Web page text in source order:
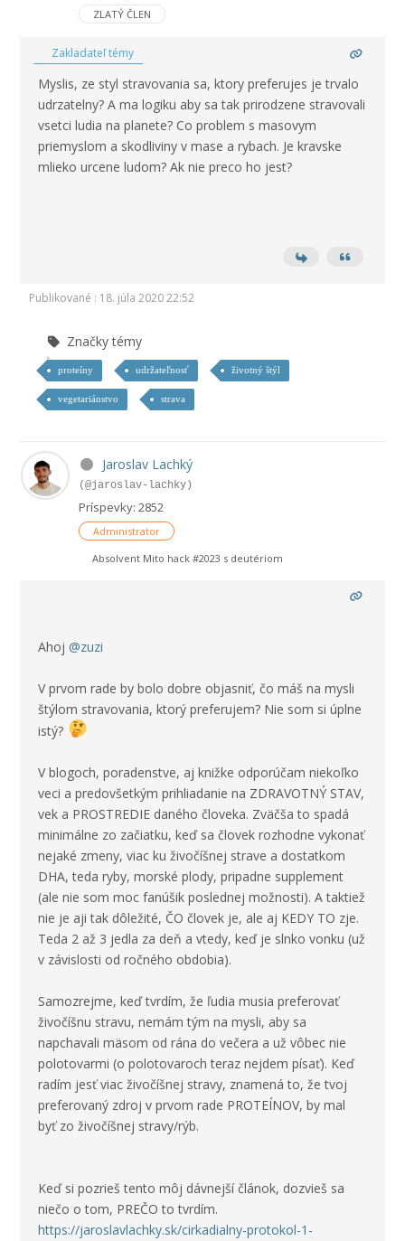
ZLATÝ ČLEN
Zakladateľ témy
Myslis, ze styl stravovania sa, ktory preferujes je trvalo
udrzatelny? A ma logiku aby sa tak prirodzene stravovali
vsetci ludia na planete? Co problem s masovym
priemyslom a skodliviny v mase a rybach. Je kravske
mlieko urcene ludom? Ak nie preco ho jest?
Publikované : 18. júla 2020 22:52
Značky témy
proteíny udržateľnosť životný štýl
vegetariánstvo strava
Jaroslav Lachký
(@jaroslav-lachky)
Príspevky: 2852
Administrator
Absolvent Mito hack #2023 s deutériom
Ahoj@zuzi
V prvom rade by bolo dobre objasniť, čo máš na mysli
štýlom stravovania, ktorý preferujem? Nie som si úplne
istý?
V blogoch, poradenstve, aj knižke odporúčam niekoľko
veci a predovšetkým prihliadanie na ZDRAVOTNÝ STAV,
vek a PROSTREDIE daného človeka. Zväčša to spadá
minimálne zo začiatku, keď sa človek rozhodne vykonať
nejaké zmeny, viac ku živočíšnej strave a dostatkom
DHA, teda ryby, morské plody, pripadne supplement
(ale nie som moc fanúšik poslednej možnosti). A taktiež
nie je aji tak dôležité, ČO človek je, ale aj KEDY TO zje.
Teda 2 až 3 jedla za deň a vtedy, keď je slnko vonku (už
v závislosti od ročného obdobia).
Samozrejme, keď tvrdím, že ľudia musia preferovať
živočíšnu stravu, nemám tým na mysli, aby sa
napchavali mäsom od rána do večera a už vôbec nie
polotovarmi (o polotovaroch teraz nejdem písať). Keď
radím jesť viac živočíšnej stravy, znamená to, že tvoj
preferovaný zdroj v prvom rade PROTEÍNOV, by mal
byť zo živočíšnej stravy/rýb.
Keď si pozrieš tento môj dávnejší článok, dozvieš sa
niečo o tom, PREČO to tvrdím.
https://jaroslavlachky.sk/cirkadialny-protokol-1-